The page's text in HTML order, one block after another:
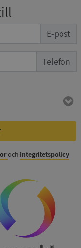
E-post
Telefon
och Integritetspolicy